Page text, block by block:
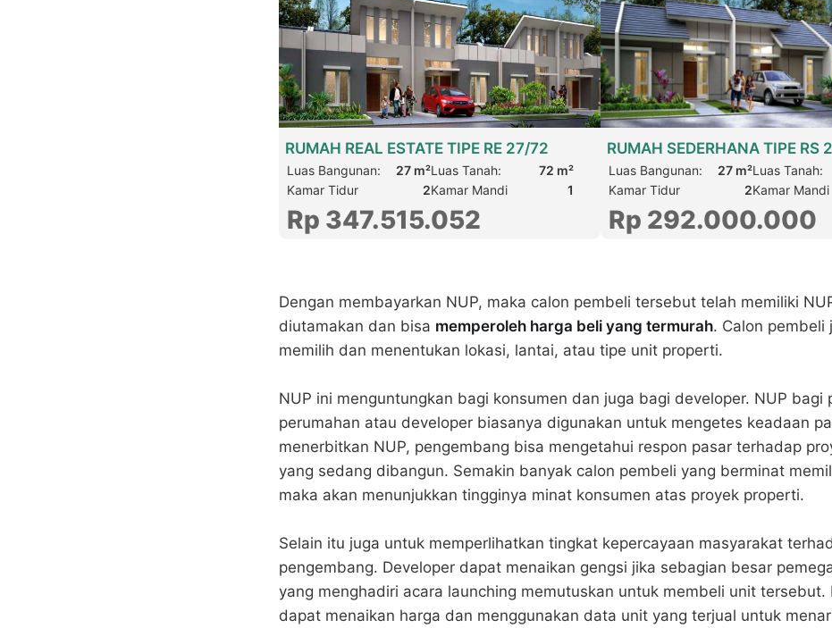
RUMAH REAL ESTATE TIPE RE 27/72
Luas Bangunan: 27 m²Luas Tanah:
72 m²
Kamar Tidur
2Kamar Mandi 1
Rp 347.515.052
RUMAH SEDERHANA TIPE RS
Luas Bangunan: 27 m²Luas Tanah:
Kamar Tidur
2Kamar Mandi
Rp 292.000.000
Dengan membayarkan NUP, maka calon pembeli tersebut telah memiliki
diutamakan dan bisa memperoleh harga beli yang termurah. Calon pembeli
memilih dan menentukan lokasi, lantai, atau tipe unit properti.
NUP ini menguntungkan bagi konsumen dan juga bagi developer. NUP bagi
perumahan atau developer biasanya digunakan untuk mengetes keadaan
menerbitkan NUP, pengembang bisa mengetahui respon pasar terhadap
yang sedang dibangun. Semakin banyak calon pembeli yang berminat
maka akan menunjukkan tingginya minat konsumen atas proyek properti.
Selain itu juga untuk memperlihatkan tingkat kepercayaan masyarakat
pengembang. Developer dapat menaikan gengsi jika sebagian besar
yang menghadiri acara launching memutuskan untuk membeli unit tersebut.
dapat menaikan harga dan menggunakan data unit yang terjual untuk